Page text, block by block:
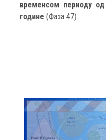
временсом периоду
године (Фаза 47).